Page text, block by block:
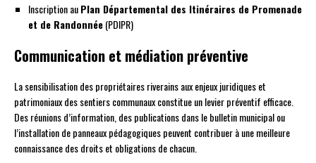
Inscription auPlan Départemental des Itinéraires de Promenade
et de Randonnée(PDIPR)
Communication et médiation préventive
La sensibilisation des propriétaires riverains aux enjeux juridiques et
patrimoniaux des sentiers communaux constitue un levier préventif efficace.
Des réunions d’information, des publications dans le bulletin municipal ou
l’installation de panneaux pédagogiques peuvent contribuer à une meilleure
connaissance des droits et obligations de chacun.